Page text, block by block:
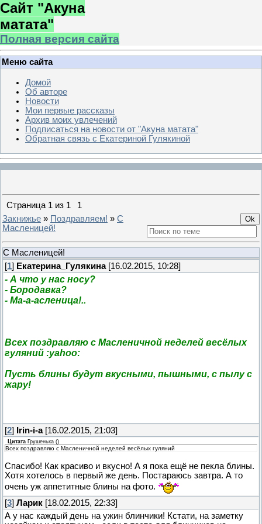
Сайт "Акуна
матата"
Полная версия сайта
Меню сайта
Домой
Об авторе
Новости
Мои первые рассказы
Архив моих увлечений
Подписаться на новости от "Акуна матата"
Обратная связь с Екатериной Гулякиной
Страница 1 из 1
1
Закнижье » Поздравляем! » С
Масленицей!
С Масленицей!
[1] Екатерина_Гулякина[16.02.2015, 10:28]
- А что у нас носу?
- Бородавка?
- Ма-а-асленица!..
Всех поздравляю с Масленичной неделей весёлых
гуляний :yahoo:
Пусть блины будут вкусными, пышными, с пылу с
жару!
[2] Irin-i-a[16.02.2015, 21:03]
Цитата Грушенька ()
Всех поздравляю с Масленичной неделей весёлых гуляний
Спасибо! Как красиво и вкусно! А я пока ещё не пекла блины.
Хотя хотелось в первый же день. Постараюсь завтра. А то
очень уж аппетитные блины на фото.
[3] Ларик [18.02.2015, 22:33]
А у нас каждый день на ужин блинчики! Кстати, на заметку